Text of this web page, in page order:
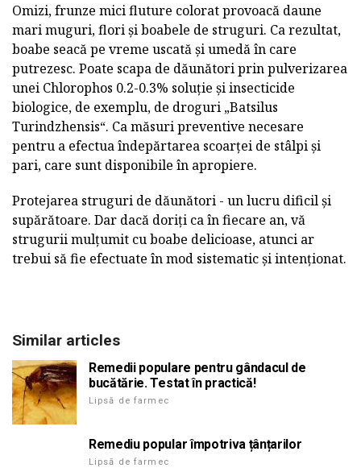
Omizi, frunze mici fluture colorat provoacă daune
mari muguri, flori și boabele de struguri. Ca rezultat,
boabe seacă pe vreme uscată și umedă în care
putrezesc. Poate scapa de dăunători prin pulverizarea
unei Chlorophos 0.2-0.3% soluție și insecticide
biologice, de exemplu, de droguri „Batsilus
Turindzhensis“. Ca măsuri preventive necesare
pentru a efectua îndepărtarea scoarței de stâlpi și
pari, care sunt disponibile în apropiere.
Protejarea struguri de dăunători - un lucru dificil și
supărătoare. Dar dacă doriți ca în fiecare an, vă
strugurii mulțumit cu boabe delicioase, atunci ar
trebui să fie efectuate în mod sistematic și intenționat.
Similar articles
Remedii populare pentru gândacul de
bucătărie. Testat în practică!
Lipsă de farmec
Remediu popular împotriva țânțarilor
Lipsă de farmec